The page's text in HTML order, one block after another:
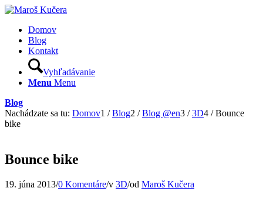
Domov
Blog
Kontakt
Vyhľadávanie
Menu Menu
Blog
Nachádzate sa tu: Domov1 / Blog2 / Blog @en3 / 3D4 / Bounce
bike
Bounce bike
19. júna 2013/0 Komentáre/v 3D/od Maroš Kučera